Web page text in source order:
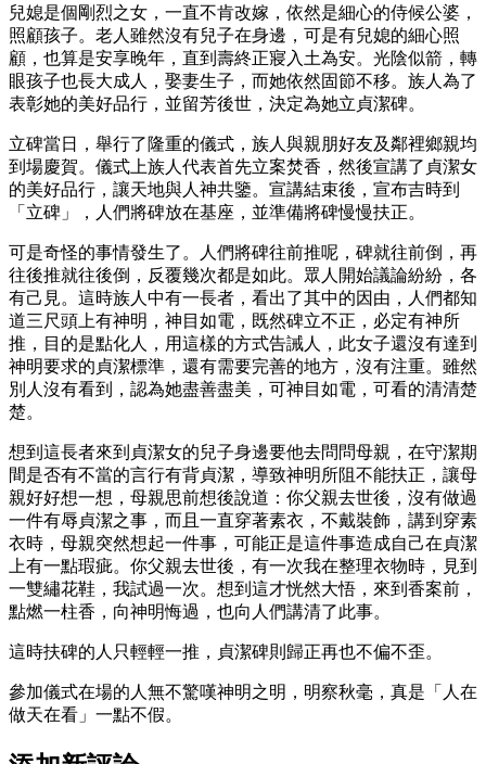
兒媳是個剛烈之女，一直不肯改嫁，依然是細心的侍候公婆，
照顧孩子。老人雖然沒有兒子在身邊，可是有兒媳的細心照
顧，也算是安享晚年，直到壽終正寢入土為安。光陰似箭，轉
眼孩子也長大成人，娶妻生子，而她依然固節不移。族人為了
表彰她的美好品行，並留芳後世，決定為她立貞潔碑。
立碑當日，舉行了隆重的儀式，族人與親朋好友及鄰裡鄉親均
到場慶賀。儀式上族人代表首先立案焚香，然後宣講了貞潔女
的美好品行，讓天地與人神共鑒。宣講結束後，宣布吉時到
「立碑」，人們將碑放在基座，並準備將碑慢慢扶正。
可是奇怪的事情發生了。人們將碑往前推呢，碑就往前倒，再
往後推就往後倒，反覆幾次都是如此。眾人開始議論紛紛，各
有己見。這時族人中有一長者，看出了其中的因由，人們都知
道三尺頭上有神明，神目如電，既然碑立不正，必定有神所
推，目的是點化人，用這樣的方式告誡人，此女子還沒有達到
神明要求的貞潔標準，還有需要完善的地方，沒有注重。雖然
別人沒有看到，認為她盡善盡美，可神目如電，可看的清清楚
楚。
想到這長者來到貞潔女的兒子身邊要他去問問母親，在守潔期
間是否有不當的言行有背貞潔，導致神明所阻不能扶正，讓母
親好好想一想，母親思前想後說道：你父親去世後，沒有做過
一件有辱貞潔之事，而且一直穿著素衣，不戴裝飾，講到穿素
衣時，母親突然想起一件事，可能正是這件事造成自己在貞潔
上有一點瑕疵。你父親去世後，有一次我在整理衣物時，見到
一雙繡花鞋，我試過一次。想到這才恍然大悟，來到香案前，
點燃一柱香，向神明悔過，也向人們講清了此事。
這時扶碑的人只輕輕一推，貞潔碑則歸正再也不偏不歪。
參加儀式在場的人無不驚嘆神明之明，明察秋毫，真是「人在
做天在看」一點不假。